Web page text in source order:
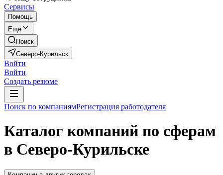
Сервисы
Помощь
Ещё
Поиск
Северо-Курильск
Войти
Войти
Создать резюме
Поиск по компаниямРегистрация работодателя
Каталог компаний по сферам
в Северо-Курильске